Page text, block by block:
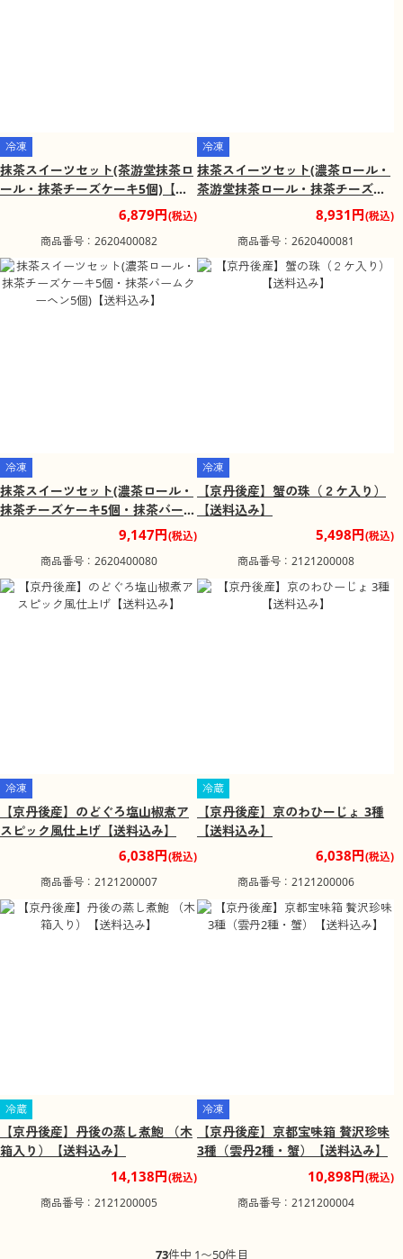
冷凍
抹茶スイーツセット(茶游堂抹茶ロ
ール・抹茶チーズケーキ5個)【送
6,879円(税込)
商品番号：2620400082
冷凍
抹茶スイーツセット(濃茶ロール・
茶游堂抹茶ロール・抹茶チーズケ
ーキ5個)【送料込み】8,931円(税込)
商品番号：2620400081
冷凍
抹茶スイーツセット(濃茶ロール・
抹茶チーズケーキ5個・抹茶バーム
クーヘン5個)【送料込み】
9,147円(税込)
商品番号：2620400080
冷凍
【京丹後産】蟹の珠（２ケ入り）
【送料込み】
5,498円(税込)
商品番号：2121200008
冷凍
【京丹後産】のどぐろ塩山椒煮ア
スピック風仕上げ【送料込み】
6,038円(税込)
商品番号：2121200007
冷蔵
【京丹後産】京のわひーじょ 3種
【送料込み】
6,038円(税込)
商品番号：2121200006
冷蔵
【京丹後産】丹後の蒸し煮鮑 （木
箱入り）【送料込み】
14,138円(税込)
商品番号：2121200005
冷凍
【京丹後産】京都宝味箱 贅沢珍味
3種（雲丹2種・蟹）【送料込み】
10,898円(税込)
商品番号：2121200004
73件中 1〜50件目